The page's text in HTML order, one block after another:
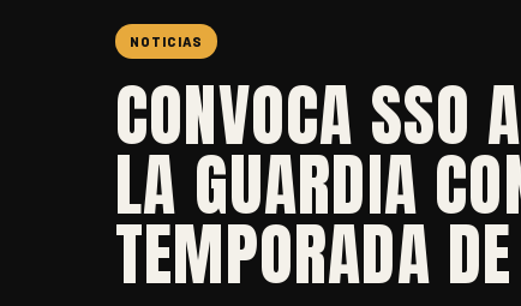
NOTICIAS
CONVOCA SSO
LA GUARDIA
TEMPORADA